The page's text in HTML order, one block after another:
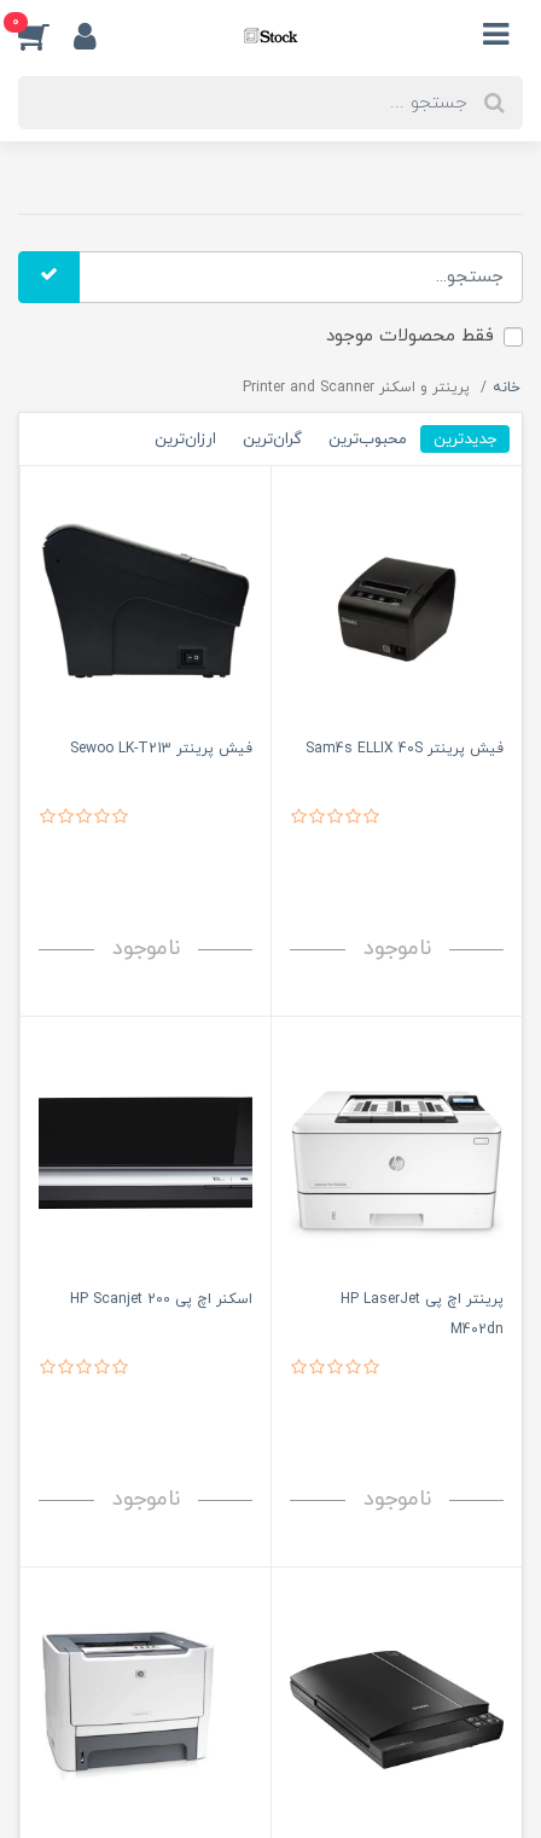
0
فقط محصولات موجود
خانه پرینتر و اسکنر Printer and Scanner
جدیدترین محبوب‌ترین گران‌ترین ارزان‌ترین
فیش پرینتر Sam4s ELLIX 40S
ناموجود
فیش پرینتر Sewoo LK-T213
ناموجود
پرینتر اچ پی HP LaserJet
M402dn
ناموجود
اسکنر اچ پی HP Scanjet 200
ناموجود